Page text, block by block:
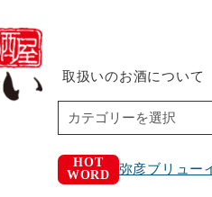
取扱いのお酒について
HOT
WORD
弥彦ブリュー